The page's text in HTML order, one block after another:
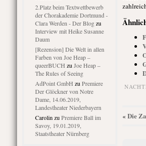
2.Platz beim Textwettbewerb
der Chorakademie Dortmund -
Clara Werden - Der Blogzu
Interview mit Heike Susanne
Daum
[Rezension] Die Welt in allen
Farben von Joe Heap –
queerBUCH zu Joe Heap –
The Rules of Seeing
AdPoint GmbH zu Premiere
Der Glöckner von Notre
Dame, 14.06.2019,
Landestheater Niederbayern
Carolin zu Premiere Ball im
Savoy, 19.01.2019,
Staatstheater Nürnberg
« Die